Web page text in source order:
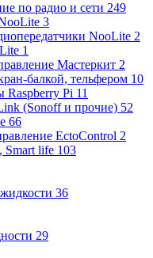
по радио и сети 249
3
NooLite 2
1
Мастеркит 2
балкой, тельфером 10
Pi 11
(Sonoff и прочие) 52
66
EctoControl 2
life 103
36
29